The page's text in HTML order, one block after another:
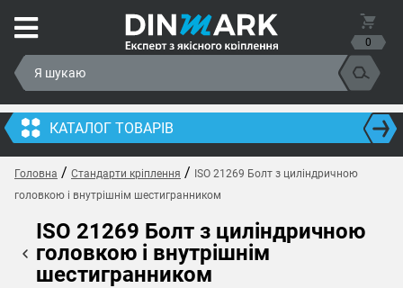
0
КАТАЛОГ ТОВАРІВ
Головна / Стандарти кріплення / ISO 21269 Болт з циліндричною
головкою і внутрішнім шестигранником
ISO 21269 Болт з циліндричною
головкою і внутрішнім
шестигранником